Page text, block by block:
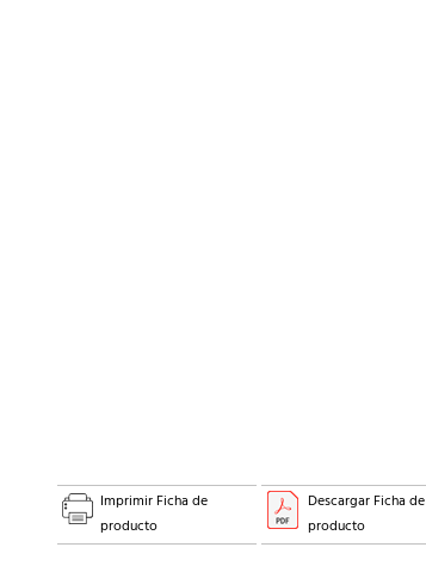
Imprimir Ficha de
producto
Descargar Ficha de
producto